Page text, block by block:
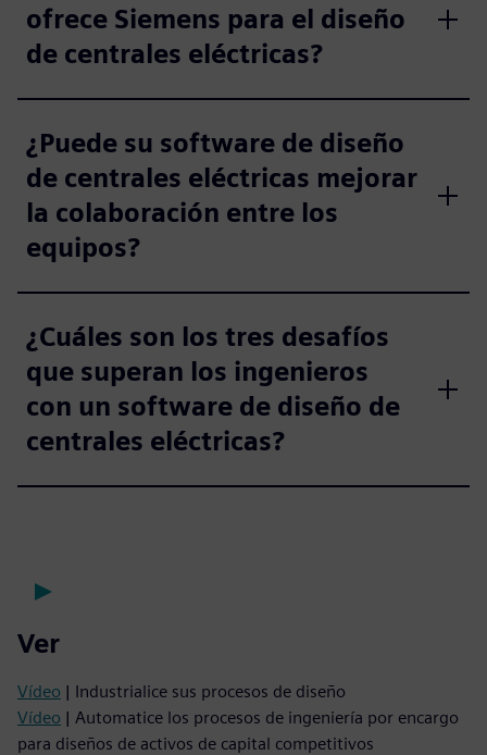
ofrece Siemens para el diseño
de centrales eléctricas?
¿Puede su software de diseño
de centrales eléctricas mejorar
la colaboración entre los
equipos?
¿Cuáles son los tres desafíos
que superan los ingenieros
con un software de diseño de
centrales eléctricas?
Ver
Vídeo | Industrialice sus procesos de diseño
Vídeo | Automatice los procesos de ingeniería por encargo
para diseños de activos de capital competitivos